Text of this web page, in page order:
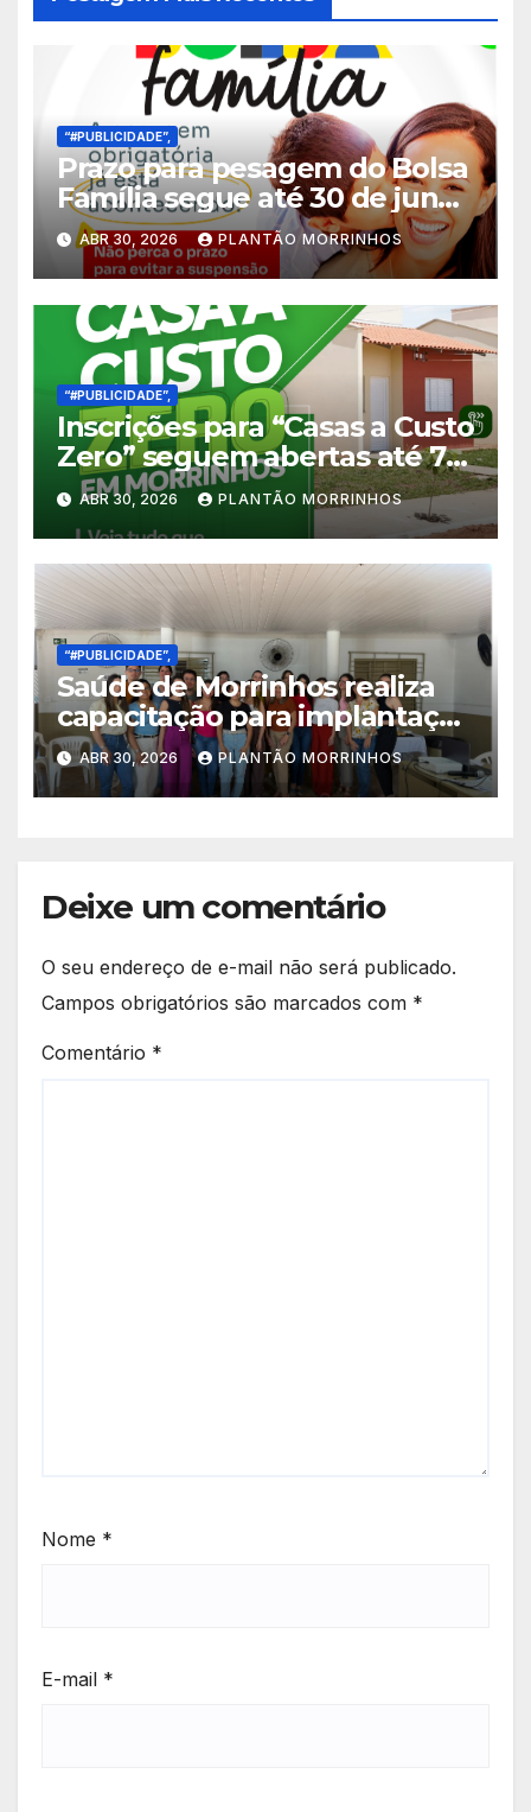
“#PUBLICIDADE”,
Prazo para pesagem do Bolsa
Família segue até 30 de junho
em Morrinhos
ABR 30, 2026 PLANTÃO MORRINHOS
“#PUBLICIDADE”,
Inscrições para “Casas a Custo
Zero” seguem abertas até 7
de maio em Morrinhos
ABR 30, 2026 PLANTÃO MORRINHOS
“#PUBLICIDADE”,
Saúde de Morrinhos realiza
capacitação para implantação
de contraceptivo subdérmico
na Atenção Primária
ABR 30, 2026 PLANTÃO MORRINHOS
Deixe um comentário
O seu endereço de e-mail não será publicado.
Campos obrigatórios são marcados com *
Comentário *
Nome *
E-mail *